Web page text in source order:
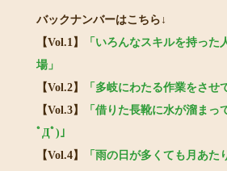
バックナンバーはこちら↓
【Vol.1】
「いろんなスキルを持った
場」
【Vol.2】
「多岐にわたる作業をさせ
【Vol.3】
「借りた長靴に水が溜まっ
ﾟДﾟ)」
【Vol.4】
「雨の日が多くても月あた